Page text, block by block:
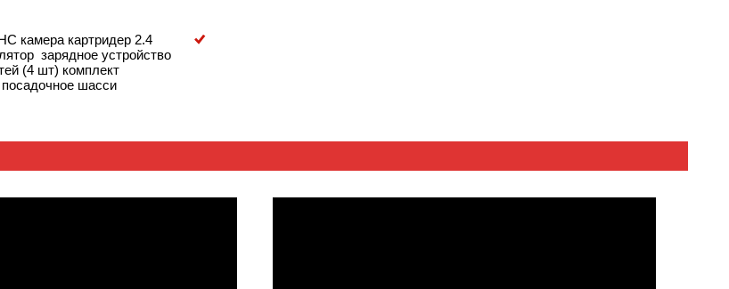
камера картридер 2.4
зарядное устройство
(4 шт) комплект
шасси